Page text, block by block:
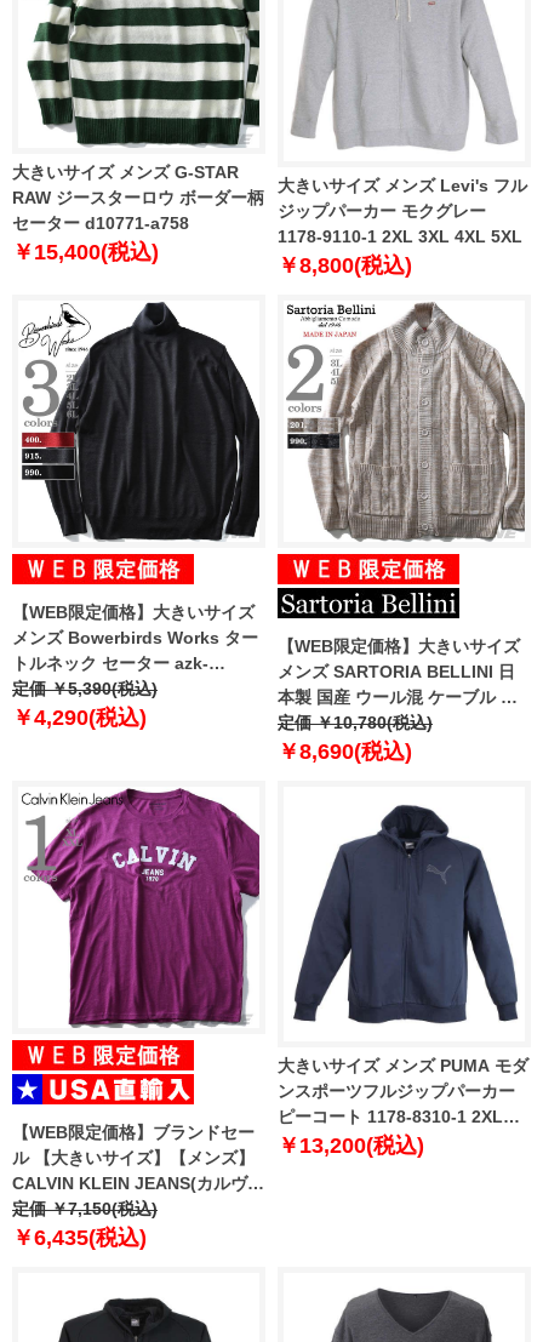
大きいサイズ メンズ G-STAR
RAW ジースターロウ ボーダー柄
セーター d10771-a758
￥15,400(税込)
大きいサイズ メンズ Levi's フル
ジップパーカー モクグレー
1178-9110-1 2XL 3XL 4XL 5XL
￥8,800(税込)
【WEB限定価格】大きいサイズ
メンズ Bowerbirds Works ター
トルネック セーター azk-
180550
定価 ￥5,390(税込)
￥4,290(税込)
【WEB限定価格】大きいサイズ
メンズ SARTORIA BELLINI 日
本製 国産 ウール混 ケーブル ボ
タン ハイネック カーディガン ニ
ット made in japan 82102602
定価 ￥10,780(税込)
￥8,690(税込)
【WEB限定価格】ブランドセー
ル 【大きいサイズ】【メンズ】
CALVIN KLEIN JEANS(カルヴァ
ンクラインジーンズ) デザイン半
袖Tシャツ【USA直輸入】
定価 ￥7,150(税込)
￥6,435(税込)
大きいサイズ メンズ PUMA モダ
ンスポーツフルジップパーカー
ピーコート 1178-8310-1 2XL
3XL 4XL 5XL
￥13,200(税込)